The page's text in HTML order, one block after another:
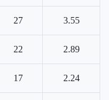
27 3.55
22 2.89
17 2.24